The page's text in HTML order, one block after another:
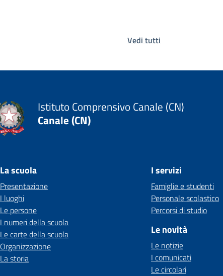
Vedi tutti
Istituto Comprensivo Canale (CN)
Canale (CN)
La scuola
Presentazione
I luoghi
Le persone
I numeri della scuola
Le carte della scuola
Organizzazione
La storia
I servizi
Famiglie e studenti
Personale scolastico
Percorsi di studio
Le novità
Le notizie
I comunicati
Le circolari